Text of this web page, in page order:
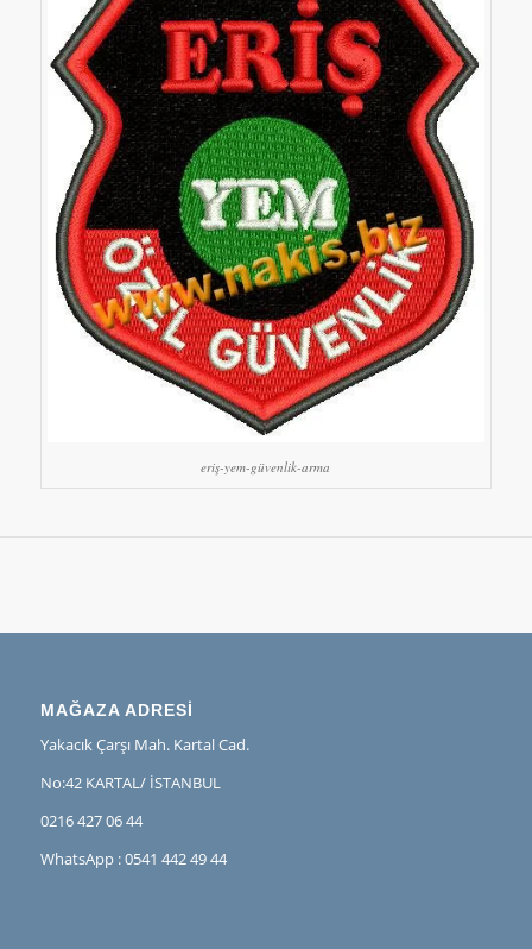
eriş-yem-güvenlik-arma
MAĞAZA ADRESİ
Yakacık Çarşı Mah. Kartal Cad.
No:42 KARTAL/ İSTANBUL
0216 427 06 44
WhatsApp : 0541 442 49 44